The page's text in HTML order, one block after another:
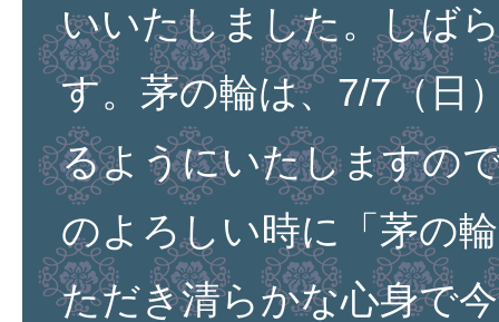
いいたしました。しば
す。茅の輪は、7/7（日
るようにいたしますの
のよろしい時に「茅の
ただき清らかな心身で